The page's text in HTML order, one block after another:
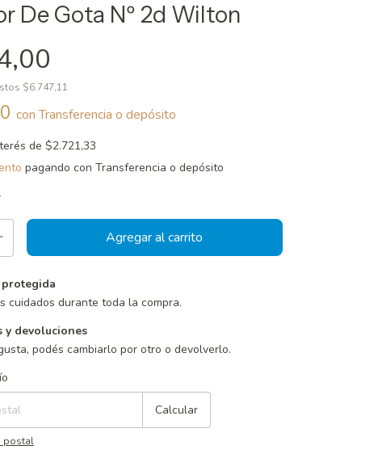
De Gota Nº 2d Wilton
$6.747,11
con Transferencia o depósito
de $2.721,33
pagando con Transferencia o depósito
cuidados durante toda la compra.
y devoluciones
podés cambiarlo por otro o devolverlo.
Calcular
postal